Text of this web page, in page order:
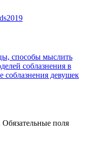
способы мыслить
соблазнения в
соблазнения девушек
Обязательные поля